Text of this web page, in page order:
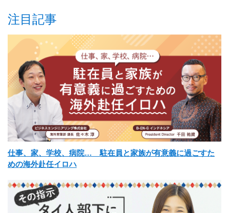
注目記事
仕事、家、学校、病院… 駐在員と家族が有意義に過ごすた
めの海外赴任イロハ